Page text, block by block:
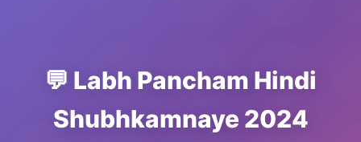
💬 Labh Pancham Hindi
Shubhkamnaye 2024